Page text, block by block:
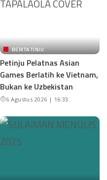
BERITA TINJU
Petinju Pelatnas Asian
Games Berlatih ke Vietnam,
Bukan ke Uzbekistan
6 Agustus 2026 | 16:33